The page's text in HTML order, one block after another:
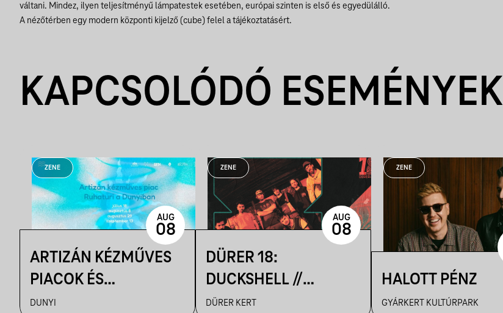
váltani. Mindez, ilyen teljesítményű lámpatestek esetében, európai szinten is első és egyedülálló.
A nézőtérben egy modern központi kijelző (cube) felel a tájékoztatásért.
KAPCSOLÓDÓ ESEMÉNYEK
ZENE
ARTIZÁN KÉZMŰVES
PIACOK ÉS
RUHATURIK A
DUNYI
AUG
08
ZENE
DÜRER 18:
DUCKSHELL //
VENDÉG:
DÜRER KERT
AUG
08
ZENE
HALOTT PÉNZ
GYÁRKERT KULTÚRPARK